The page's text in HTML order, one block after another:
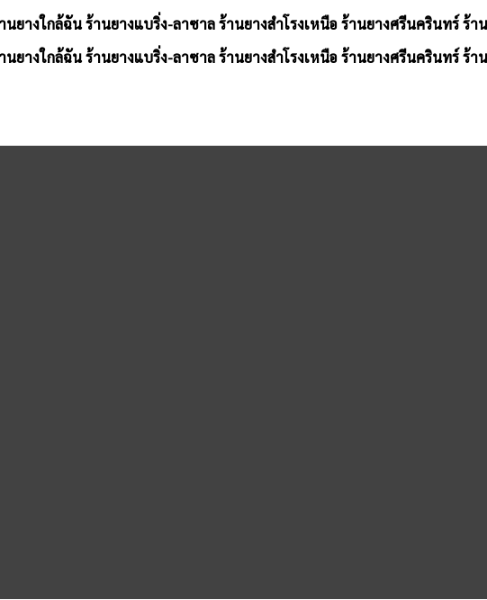
นยางใกล้ฉัน ร้านยางแบริ่ง-ลาซาล ร้านยางสำโรงเหนือ ร้านยางศรีนครินทร์ ร้
นยางใกล้ฉัน ร้านยางแบริ่ง-ลาซาล ร้านยางสำโรงเหนือ ร้านยางศรีนครินทร์ ร้